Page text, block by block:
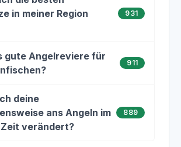
in meiner Region
931
gute Angelreviere für
911
deine
ans Angeln im
verändert?
889